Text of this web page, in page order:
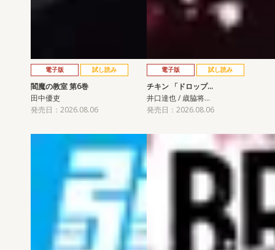
電子版 試し読み
閻魔の教室 第6巻
田中優吏
発売日：2026.08.06
電子版 試し読み
チキン 「ドロップ…
井口達也 / 歳脇将…
発売日：2026.08.06